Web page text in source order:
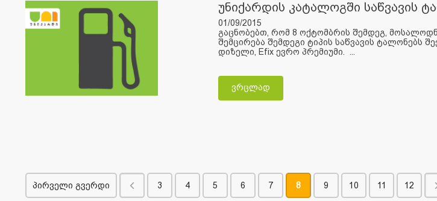
უნიქარდის კატალოგში საწვავის
01/09/2015
გაცნობებთ, რომ 8 ოქტომბრის შემდეგ,
შემცირება შემდეგი ტიპის საწვავის ტალონებს
დიზელი, Efix ევრო პრემიუმი. ...
ვრცლად
პირველი გვერდი 3 4 5 6 7 8 9 10 11 12